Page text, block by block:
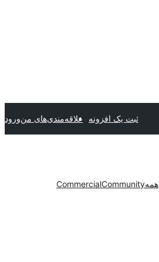
ثبت یک افزونه علاقه‌مندی‌های منورود
همهCommunity
Commercial